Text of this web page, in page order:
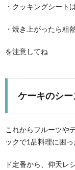
・クッキングシート
・焼き上がったら粗
を注意してね
ケーキのシ
これからフルーツや
ックで1品料理に困
ド定番から、仰天レ